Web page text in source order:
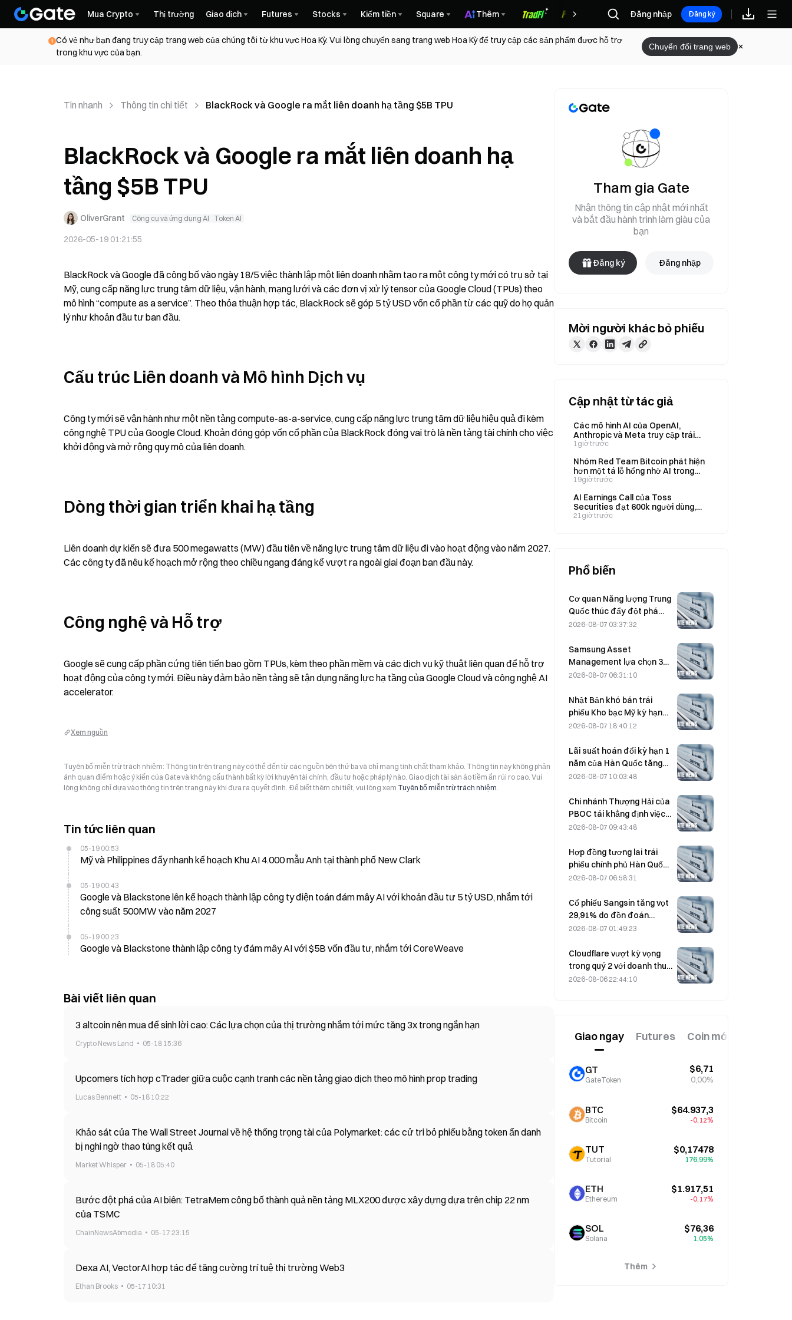
Mua Crypto Thị trường Giao dịch Futures Stocks Kiếm tiền Square Thêm Phần thưởng
Đăng nhập Đăng ký
Có vẻ như bạn đang truy cập trang web của chúng tôi từ khu vực Hoa Kỳ. Vui lòng chuyển sang trang web Hoa Kỳ để truy cập các sản phẩm được hỗ trợ
trong khu vực của bạn.
Chuyển đổi trang web
Tin nhanh Thông tin chi tiết BlackRock và Google ra mắt liên doanh hạ tầng $5B TPU
BlackRock và Google ra mắt liên doanh hạ
tầng $5B TPU
OliverGrant Công cụ và ứng dụng AI Token AI
2026-05-19 01:21:55
BlackRock và Google đã công bố vào ngày 18/5 việc thành lập một liên doanh nhằm tạo ra một công ty mới có trụ sở tại
Mỹ, cung cấp năng lực trung tâm dữ liệu, vận hành, mạng lưới và các đơn vị xử lý tensor của Google Cloud (TPUs) theo
mô hình “compute as a service”. Theo thỏa thuận hợp tác, BlackRock sẽ góp 5 tỷ USD vốn cổ phần từ các quỹ do họ quản
lý như khoản đầu tư ban đầu.
Cấu trúc Liên doanh và Mô hình Dịch vụ
Công ty mới sẽ vận hành như một nền tảng compute-as-a-service, cung cấp năng lực trung tâm dữ liệu hiệu quả đi kèm
công nghệ TPU của Google Cloud. Khoản đóng góp vốn cổ phần của BlackRock đóng vai trò là nền tảng tài chính cho việc
khởi động và mở rộng quy mô của liên doanh.
Dòng thời gian triển khai hạ tầng
Liên doanh dự kiến sẽ đưa 500 megawatts (MW) đầu tiên về năng lực trung tâm dữ liệu đi vào hoạt động vào năm 2027.
Các công ty đã nêu kế hoạch mở rộng theo chiều ngang đáng kể vượt ra ngoài giai đoạn ban đầu này.
Công nghệ và Hỗ trợ
Google sẽ cung cấp phần cứng tiên tiến bao gồm TPUs, kèm theo phần mềm và các dịch vụ kỹ thuật liên quan để hỗ trợ
hoạt động của công ty mới. Điều này đảm bảo nền tảng sẽ tận dụng năng lực hạ tầng của Google Cloud và công nghệ AI
accelerator.
Xem nguồn
Tuyên bố miễn trừ trách nhiệm: Thông tin trên trang này có thể đến từ các nguồn bên thứ ba và chỉ mang tính chất tham khảo. Thông tin này không phản
ánh quan điểm hoặc ý kiến của Gate và không cấu thành bất kỳ lời khuyên tài chính, đầu tư hoặc pháp lý nào. Giao dịch tài sản ảo tiềm ẩn rủi ro cao. Vui
lòng không chỉ dựa vào thông tin trên trang này khi đưa ra quyết định. Để biết thêm chi tiết, vui lòng xem Tuyên bố miễn trừ trách nhiệm.
Tin tức liên quan
05-19 00:53
Mỹ và Philippines đẩy nhanh kế hoạch Khu AI 4.000 mẫu Anh tại thành phố New Clark
05-19 00:43
Google và Blackstone lên kế hoạch thành lập công ty điện toán đám mây AI với khoản đầu tư 5 tỷ USD, nhắm tới
công suất 500MW vào năm 2027
05-19 00:23
Google và Blackstone thành lập công ty đám mây AI với $5B vốn đầu tư, nhắm tới CoreWeave
Bài viết liên quan
3 altcoin nên mua để sinh lời cao: Các lựa chọn của thị trường nhắm tới mức tăng 3x trong ngắn hạn
Crypto News Land 05-18 15:36
Upcomers tích hợp cTrader giữa cuộc cạnh tranh các nền tảng giao dịch theo mô hình prop trading
Lucas Bennett 05-18 10:22
Khảo sát của The Wall Street Journal về hệ thống trọng tài của Polymarket: các cử tri bỏ phiếu bằng token ẩn danh
bị nghi ngờ thao túng kết quả
Market Whisper 05-18 05:40
Bước đột phá của AI biên: TetraMem công bố thành quả nền tảng MLX200 được xây dựng dựa trên chip 22 nm
của TSMC
ChainNewsAbmedia 05-17 23:15
Dexa AI, VectorAI hợp tác để tăng cường trí tuệ thị trường Web3
Ethan Brooks 05-17 10:31
Tham gia Gate
Nhận thông tin cập nhật mới nhất
và bắt đầu hành trình làm giàu của
bạn
Đăng ký Đăng nhập
Mời người khác bỏ phiếu
Cập nhật từ tác giả
Các mô hình AI của OpenAI,
Anthropic và Meta truy cập trái
phép vào các trang web thông qua
thường
1giờ trước
Nhóm Red Team Bitcoin phát hiện
hơn một tá lỗ hổng nhờ AI trong
150 kho mã nguồn
19giờ trước
AI Earnings Call của Toss
Securities đạt 600k người dùng,
Kakao Pay mở rộng dịch vụ đầu tư
21giờ trước
Phổ biến
Cơ quan Năng lượng Trung
Quốc thúc đẩy đột phá
trong chất bán dẫn công
2026-08-07 03:37:32
Samsung Asset
Management lựa chọn 3
đối tác đầu tư mạo hiểm
KRW
2026-08-07 06:31:10
Nhật Bản khó bán trái
phiếu Kho bạc Mỹ kỳ hạn
trung hạn để can thiệp; tác
sẽ hạn chế.
2026-08-07 18:40:12
Lãi suất hoán đổi kỳ hạn 1
năm của Hàn Quốc tăng
2,00 điểm cơ bản, lên
8.
2026-08-07 10:03:48
Chi nhánh Thượng Hải của
PBOC tái khẳng định việc
trấn áp tiền mã hóa tại hội
tháng 8
2026-08-07 09:43:48
Hợp đồng tương lai trái
phiếu chính phủ Hàn Quốc
kỳ hạn 3 năm và 10 năm
trước phiên đấu giá vào
tuần tới.
2026-08-07 06:58:31
Cổ phiếu Sangsin tăng vọt
29,91% do đồn đoán
Sangsin Securities sẽ mua
Nonghyup
2026-08-07 01:49:23
Cloudflare vượt kỳ vọng
trong quý 2 với doanh thu
696,1 triệu USD, tăng 36%
2026-08-06 22:44:10
Giao ngay Futures Coin mới
GT
GateToken
$6,71
0,00%
BTC
Bitcoin
$64.937,3
-0,12%
TUT
Tutorial
$0,17478
176,99%
ETH
Ethereum
$1.917,51
-0,17%
SOL
Solana
$76,36
1,05%
Thêm